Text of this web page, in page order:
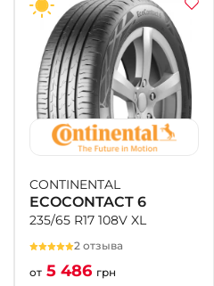
CONTINENTAL
ECOCONTACT 6
235/65 R17 108V XL
2 отзыва
от 5 486 грн